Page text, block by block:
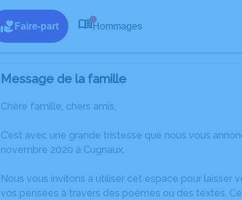
Faire-part Hommages
Message de la famille
Chère famille, chers amis,
C’est avec une grande tristesse que nous vous
novembre 2020 à Cugnaux.
Nous vous invitons à utiliser cet espace pour
vos pensées à travers des poèmes ou des textes.